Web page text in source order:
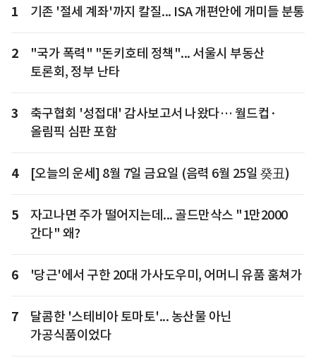
1 기존 '절세 계좌'까지 칼질... ISA 개편안에 개미들 분통
2
"국가 폭력" "돈키호테 정책"... 서울시 부동산
토론회, 정부 난타
3
축구협회 '성접대' 감사보고서 나왔다… 월드컵·
올림픽 심판 포함
4 [오늘의 운세] 8월 7일 금요일 (음력 6월 25일 癸丑)
5
자고나면 주가 떨어지는데... 골드만삭스 "1만2000
간다" 왜?
6 '당근'에서 구한 20대 가사도우미, 어머니 유품 훔쳐가
7
달콤한 '스테비아 토마토'... 농산물 아닌
가공식품이었다